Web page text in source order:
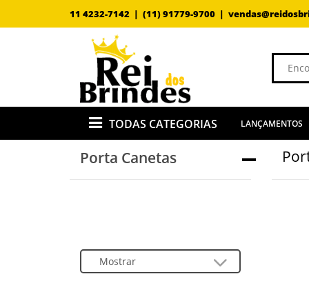
11 4232-7142 | (11) 91779-9700 |
TODAS CATEGORIAS LANÇAMENTOS
Porta Canetas